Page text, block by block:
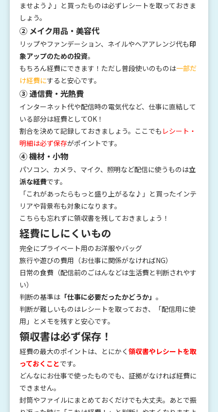
ませよう♪」と買ったものは必ずレシートを取っておきま
しょう。
② メイク用品・美容代
リップやファンデーション、ネイルやヘアアレンジ代も印
象アップのための投資。
もちろん経費にできます！ただし普段使いのものは一部だ
け経費にすると安心です。
③ 通信費・光熱費
インターネット代や配信時の電気代など、仕事に直結して
いる部分は経費としてOK！
割合を決めて記録しておきましょう。ここでも レシート・
明細は必ず保存がポイントです。
④ 機材・小物
パソコン、カメラ、マイク、照明など配信に使うものは立
派な経費です。
「これがあったらもっと盛り上がるな♪」と買ったインテ
リアや背景布も対象になります。
こちらも忘れずに領収書を残しておきましょう！
経費にしにくいもの
完全にプライベート用のお洋服やバッグ
旅行や遊びの費用（お仕事に関係がなければNG）
日常の食費（配信前のごはんなどは生活費と判断されやす
い）
判断の基準は 「仕事に必要だったかどうか」 。
判断が難しいものはレシートを取っておき、「配信用に使
用」とメモを残すと安心です。
領収書は必ず保存！
経費の最大のポイントは、とにかく 領収書やレシートを取
っておくことです。
どんなにお仕事で使ったものでも、証拠がなければ経費に
できません。
封筒やファイルにまとめておくだけでも大丈夫。あとで振